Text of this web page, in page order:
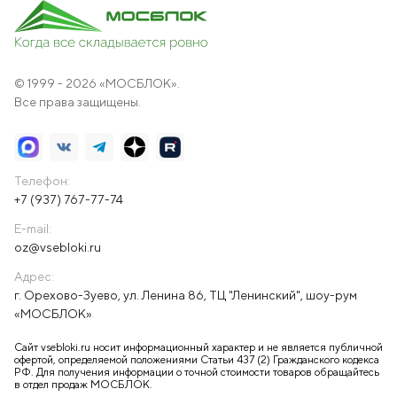
© 1999 - 2026 «МОСБЛОК».
Все права защищены.
Телефон:
+7 (937) 767-77-74
E-mail:
oz@vsebloki.ru
Адрес:
г. Орехово-Зуево, ул. Ленина 86, ТЦ "Ленинский", шоу-рум
«МОСБЛОК»
Сайт vsebloki.ru носит информационный характер и не является публичной
офертой, определяемой положениями Статьи 437 (2) Гражданского кодекса
РФ. Для получения информации о точной стоимости товаров обращайтесь
в отдел продаж МОСБЛОК.